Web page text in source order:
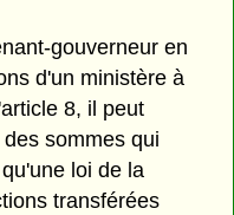
gouverneur en
d'un ministère à
8, il peut
sommes qui
loi de la
transférées